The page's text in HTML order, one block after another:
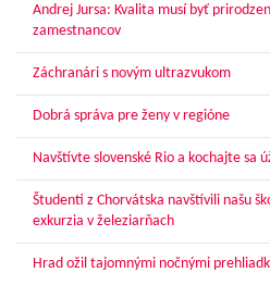
Andrej Jursa: Kvalita musí byť
zamestnancov
Záchranári s novým ultrazvukom
Dobrá správa pre ženy v regióne
Navštívte slovenské Rio a kochajte sa
Študenti z Chorvátska navštívili našu
exkurzia v železiarňach
Hrad ožil tajomnými nočnými